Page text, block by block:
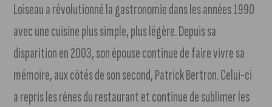
Loiseau a révolutionné la gastronomie dans les années 1990
avec une cuisine plus simple, plus légère. Depuis sa
disparition en 2003, son épouse continue de faire vivre sa
mémoire, aux côtés de son second, Patrick Bertron. Celui-ci
a repris les rênes du restaurant et continue de sublimer les